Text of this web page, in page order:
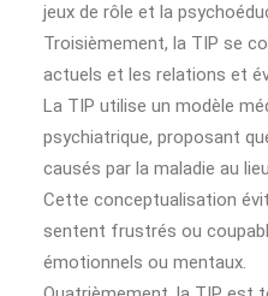
jeux de rôle et la
Troisièmement, la TIP se
actuels et les relations et
La TIP utilise un modèle
psychiatrique, proposant
causés par la maladie au
Cette conceptualisation
sentent frustrés ou
émotionnels ou mentaux.